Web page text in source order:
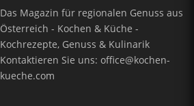
Das Magazin für regionalen Genuss aus
Österreich - Kochen & Küche -
Kochrezepte, Genuss & Kulinarik
Kontaktieren Sie uns:office@kochen-
kueche.com